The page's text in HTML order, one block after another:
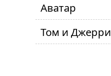
Аватар
Том и Джерри